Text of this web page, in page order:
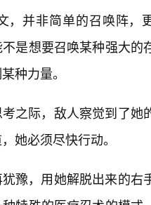
，并非简单的召唤阵
是想要召唤某种强大
种力量。
之际，敌人察觉到了
她必须尽快行动。
豫，用她解脱出来的右